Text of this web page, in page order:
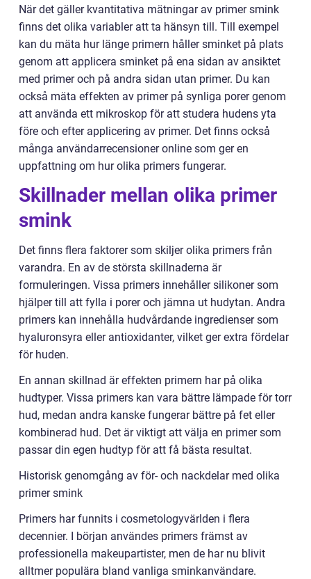
När det gäller kvantitativa mätningar av primer smink
finns det olika variabler att ta hänsyn till. Till exempel
kan du mäta hur länge primern håller sminket på plats
genom att applicera sminket på ena sidan av ansiktet
med primer och på andra sidan utan primer. Du kan
också mäta effekten av primer på synliga porer genom
att använda ett mikroskop för att studera hudens yta
före och efter applicering av primer. Det finns också
många användarrecensioner online som ger en
uppfattning om hur olika primers fungerar.
Skillnader mellan olika primer
smink
Det finns flera faktorer som skiljer olika primers från
varandra. En av de största skillnaderna är
formuleringen. Vissa primers innehåller silikoner som
hjälper till att fylla i porer och jämna ut hudytan. Andra
primers kan innehålla hudvårdande ingredienser som
hyaluronsyra eller antioxidanter, vilket ger extra fördelar
för huden.
En annan skillnad är effekten primern har på olika
hudtyper. Vissa primers kan vara bättre lämpade för torr
hud, medan andra kanske fungerar bättre på fet eller
kombinerad hud. Det är viktigt att välja en primer som
passar din egen hudtyp för att få bästa resultat.
Historisk genomgång av för- och nackdelar med olika
primer smink
Primers har funnits i cosmetologyvärlden i flera
decennier. I början användes primers främst av
professionella makeupartister, men de har nu blivit
alltmer populära bland vanliga sminkanvändare.